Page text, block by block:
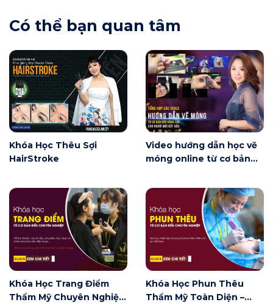
Có thể bạn quan tâm
Khóa Học Thêu Sợi
HairStroke
Video hướng dẫn học vẽ
móng online từ cơ bản
dành cho người mới bắt
Khóa Học Trang Điểm
Thẩm Mỹ Chuyên Nghiệp
Khóa Học Phun Thêu
Thẩm Mỹ Toàn Diện –